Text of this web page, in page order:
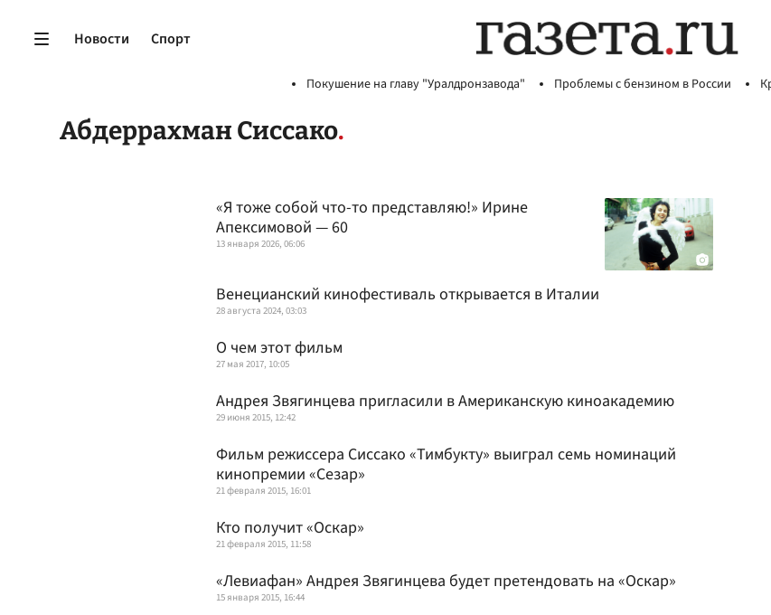
Новости Спорт
Покушение на главу "Уралдронзавода" Проблемы с бензином в России
Абдеррахман Сиссако
«Я тоже собой что-то представляю!» Ирине
Апексимовой — 60
13 января 2026, 06:06
Венецианский кинофестиваль открывается в Италии
28 августа 2024, 03:03
О чем этот фильм
27 мая 2017, 10:05
Андрея Звягинцева пригласили в Американскую киноакадемию
29 июня 2015, 12:42
Фильм режиссера Сиссако «Тимбукту» выиграл семь номинаций
кинопремии «Сезар»
21 февраля 2015, 16:01
Кто получит «Оскар»
21 февраля 2015, 11:58
«Левиафан» Андрея Звягинцева будет претендовать на «Оскар»
15 января 2015, 16:44